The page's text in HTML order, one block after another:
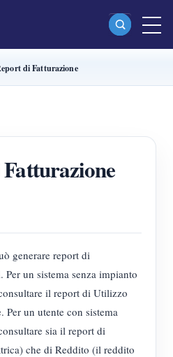
Wi-Fi monofase (WEM3080)
Wi-Fi split-phase (WEM2067)
Wi-Fi trifase (WEM3046T)
Wi-Fi trifase (WEM3050T)
Pro
di Fatturazione
generare report di
un sistema senza impianto
il report di Utilizzo
Per un utente con sistema
sia il report di
che di Reddito (il reddito